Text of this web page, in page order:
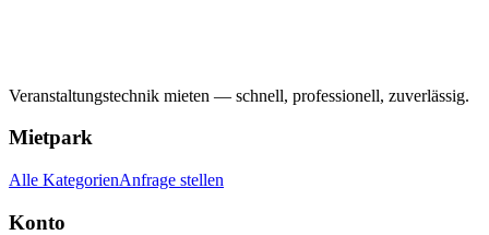
Veranstaltungstechnik mieten — schnell, professionell, zuverlässig.
Mietpark
Alle KategorienAnfrage stellen
Konto